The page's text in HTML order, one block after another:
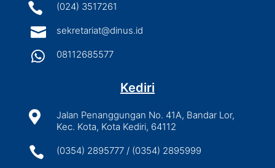
 (024) 3517261
 sekretariat@dinus.id
 08112685577
Kediri

Jalan Penanggungan No. 41A, Bandar Lor,
Kec. Kota, Kota Kediri, 64112
 (0354) 2895777 / (0354) 2895999